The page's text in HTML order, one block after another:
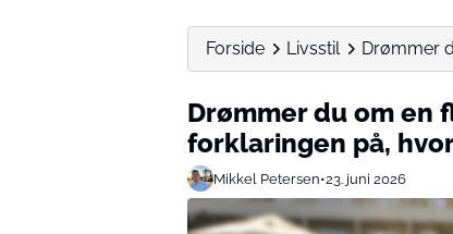
Forside Livsstil Drømmer
Drømmer du om en
forklaringen på,
Mikkel Petersen•23. juni 2026